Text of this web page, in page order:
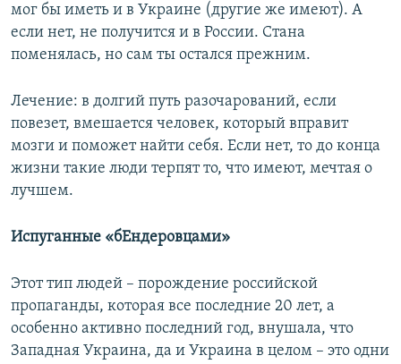
мог бы иметь и в Украине (другие же имеют). А
если нет, не получится и в России. Стана
поменялась, но сам ты остался прежним.
Лечение: в долгий путь разочарований, если
повезет, вмешается человек, который вправит
мозги и поможет найти себя. Если нет, то до конца
жизни такие люди терпят то, что имеют, мечтая о
лучшем.
Испуганные «бЕндеровцами»
Этот тип людей – порождение российской
пропаганды, которая все последние 20 лет, а
особенно активно последний год, внушала, что
Западная Украина, да и Украина в целом – это одни